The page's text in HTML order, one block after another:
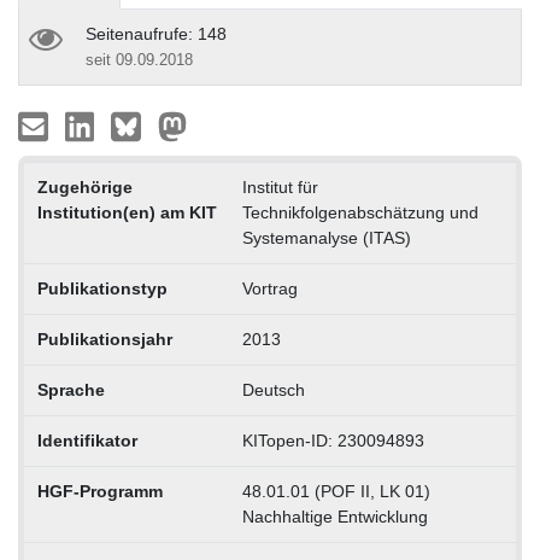
Seitenaufrufe: 148
seit 09.09.2018
Zugehörige
Institution(en) am KIT
Institut für
Technikfolgenabschätzung und
Systemanalyse (ITAS)
Publikationstyp Vortrag
Publikationsjahr 2013
Sprache Deutsch
Identifikator KITopen-ID: 230094893
HGF-Programm
48.01.01 (POF II, LK 01)
Nachhaltige Entwicklung